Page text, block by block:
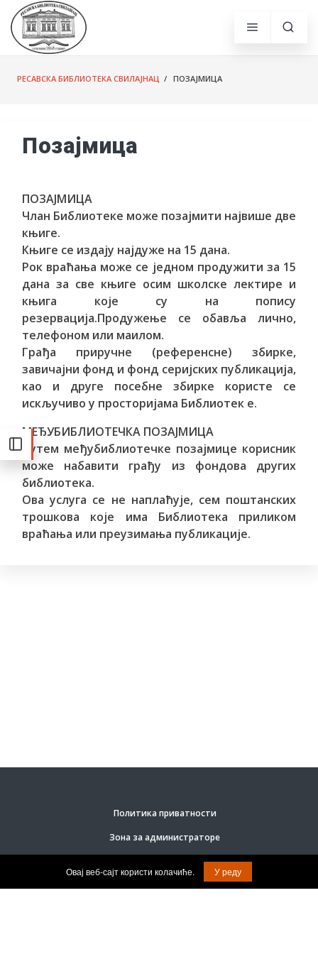
РЕСАВСКА БИБЛИОТЕКА СВИЛАЈНАЦ / ПОЗАЈМИЦА
Позајмица
ПОЗАЈМИЦА
Члан Библиотеке може позајмити највише две
књиге.
Књиге се издају најдуже на 15 дана.
Рок враћања може се једном продужити за 15
дана за све књиге осим школске лектире и
књига које су на попису
резервација.Продужење се обавља лично,
телефоном или маилом.
Грађа приручне (референсне) збирке,
завичајни фонд и фонд серијских публикација,
као и друге посебне збирке користе се
искључиво у просторијама Библиотек е.
МЕЂУБИБЛИОТЕЧКА ПОЗАЈМИЦА
Путем међубиблиотечке позајмице корисник
може набавити грађу из фондова других
библиотека.
Ова услуга се не наплаћује, сем поштанских
трошкова које има Библиотека приликом
враћања или преузимања публикације.
Политика приватности
Зона за администраторе
Овај веб-сајт користи колачиће. У реду